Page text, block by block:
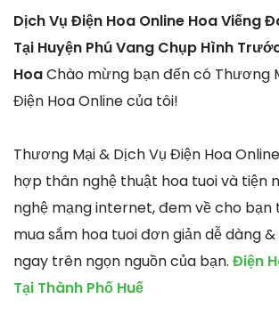
Dịch Vụ Điện Hoa Online Hoa Viếng
Tại Huyện Phú Vang Chụp Hình
HoaChào mừng bạn đến có Thương
Điện Hoa Online của tôi!
Thương Mại & Dịch Vụ Điện Hoa
hợp thân nghệ thuật hoa tuoi và tiện
nghệ mạng internet, đem về cho bạn
mua sắm hoa tuoi đơn giản dễ dàng
ngay trên ngọn nguồn của bạn. Điện
Tại Thành Phố Huế